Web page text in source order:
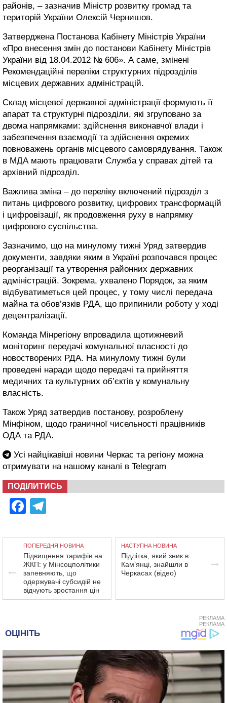
районів, – зазначив Міністр розвитку громад та
територій України Олексій Чернишов.
Затверджена Постанова Кабінету Міністрів України
«Про внесення змін до постанови Кабінету Міністрів
України від 18.04.2012 № 606». А саме, змінені
Рекомендаційні переліки структурних підрозділів
місцевих державних адміністрацій.
Склад місцевої державної адміністрації формують її
апарат та структурні підрозділи, які згруповано за
двома напрямками: здійснення виконавчої влади і
забезпечення взаємодії та здійснення окремих
повноважень органів місцевого самоврядування. Також
в МДА мають працювати Служба у справах дітей та
архівний підрозділ.
Важлива зміна – до переліку включений підрозділ з
питань цифрового розвитку, цифрових трансформацій
і цифровізації, як продовження руху в напрямку
цифрового суспільства.
Зазначимо, що на минулому тижні Уряд затвердив
документи, завдяки яким в Україні розпочався процес
реорганізації та утворення районних державних
адміністрацій. Зокрема, ухвалено Порядок, за яким
відбуватиметься цей процес, у тому числі передача
майна та обов’язків РДА, що припинили роботу у ході
децентралізації.
Команда Мінрегіону впровадила щотижневий
моніторинг передачі комунальної власності до
новостворених РДА. На минулому тижні були
проведені наради щодо передачі та прийняття
медичних та культурних об’єктів у комунальну
власність.
Також Уряд затвердив постанову, розроблену
Мінфіном, щодо граничної чисельності працівників
ОДА та РДА.
Усі найцікавіші новини Черкас та регіону можна
отримувати на нашому каналі в Telegram
ПОДІЛИТИСЬ
Facebook
ПОПЕРЕДНЯ НОВИНА
Підвищення тарифів на
ЖКП: у Мінсоцполітики
запевняють, що
одержувачі субсидій не
відчують зростання цін
НАСТУПНА НОВИНА
Підлітка, який зник в
Кам’янці, знайшли в
Черкасах (відео)
РЕКЛАМА
РЕКЛАМА